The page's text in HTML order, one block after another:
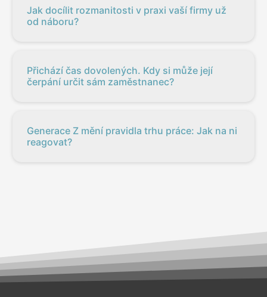
Jak docílit rozmanitosti v praxi vaší firmy už
od náboru?
Přichází čas dovolených. Kdy si může její
čerpání určit sám zaměstnanec?
Generace Z mění pravidla trhu práce: Jak na ni
reagovat?